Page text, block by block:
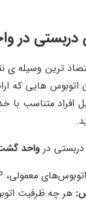
دربستی در
ترین وسیله ی
متناسب با
دربستی در واحد
اتوبوس‌های معمولی، VIP و لوکس دارای قیمت‌های متفاوتی هستند.
هر چه ظرفیت